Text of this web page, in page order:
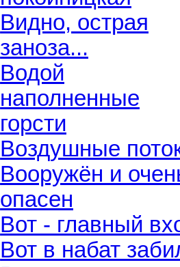
Видно, острая
заноза...
Водой
наполненные
горсти
Воздушные
Вооружён и
опасен
Вот - главный
Вот в набат